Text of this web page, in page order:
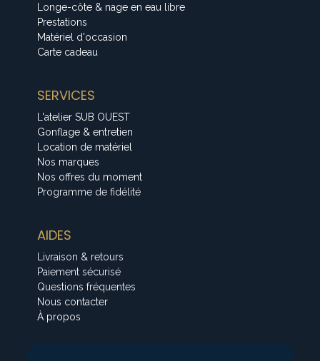
Longe-côte & nage en eau libre
Prestations
Matériel d'occasion
Carte cadeau
SERVICES
L'atelier SUB OUEST
Gonflage & entretien
Location de matériel
Nos marques
Nos offres du moment
Programme de fidélité
AIDES
Livraison & retours
Paiement sécurisé
Questions fréquentes
Nous contacter
À propos